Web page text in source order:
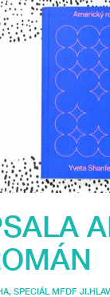
SPECIÁL MFDF